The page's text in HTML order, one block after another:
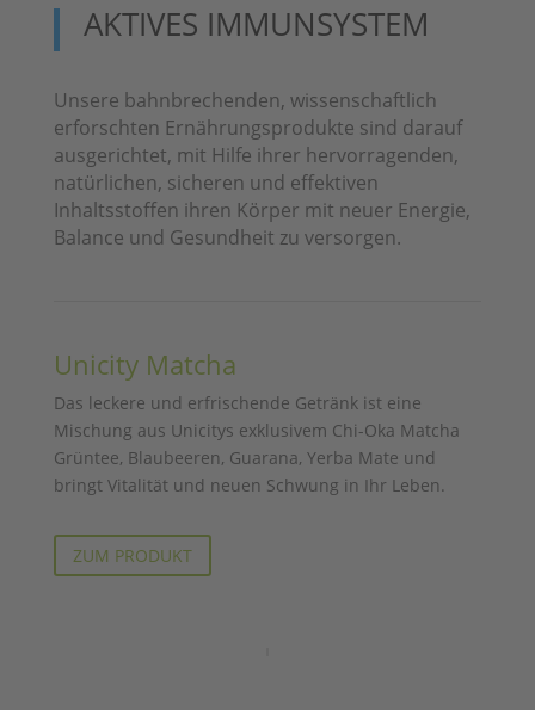
AKTIVES IMMUNSYSTEM
Unsere bahnbrechenden, wissenschaftlich
erforschten Ernährungsprodukte sind darauf
ausgerichtet, mit Hilfe ihrer hervorragenden,
natürlichen, sicheren und effektiven
Inhaltsstoffen ihren Körper mit neuer Energie,
Balance und Gesundheit zu versorgen.
Unicity Matcha
Das leckere und erfrischende Getränk ist eine
Mischung aus Unicitys exklusivem Chi-Oka Matcha
Grüntee, Blaubeeren, Guarana, Yerba Mate und
bringt Vitalität und neuen Schwung in Ihr Leben.
ZUM PRODUKT